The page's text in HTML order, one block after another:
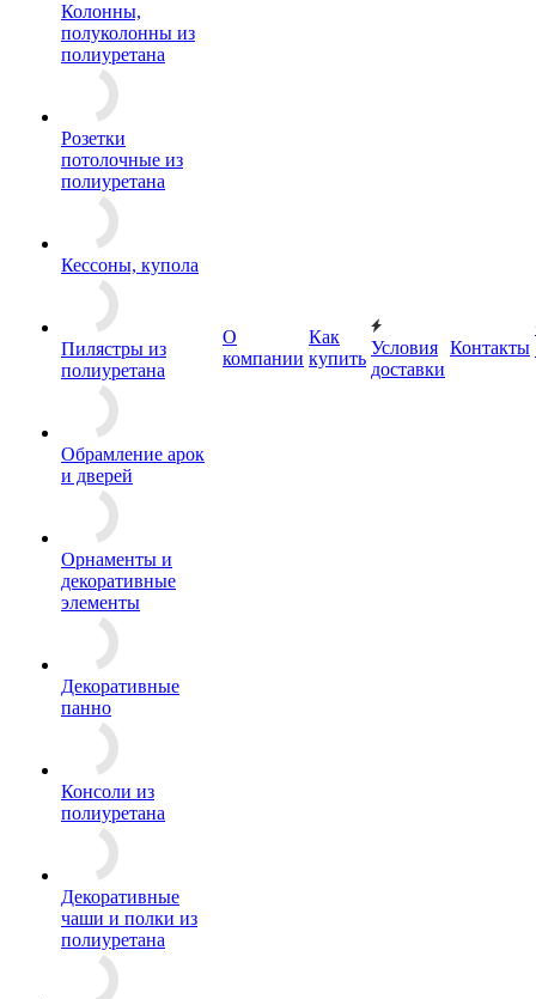
Колонны,
полуколонны из
полиуретана
Розетки
потолочные из
полиуретана
Кессоны, купола
Пилястры из
полиуретана
Обрамление арок
и дверей
Орнаменты и
декоративные
элементы
Декоративные
панно
Консоли из
полиуретана
Декоративные
чаши и полки из
полиуретана
О
компании
Как
купить
Условия
доставки
Контакты